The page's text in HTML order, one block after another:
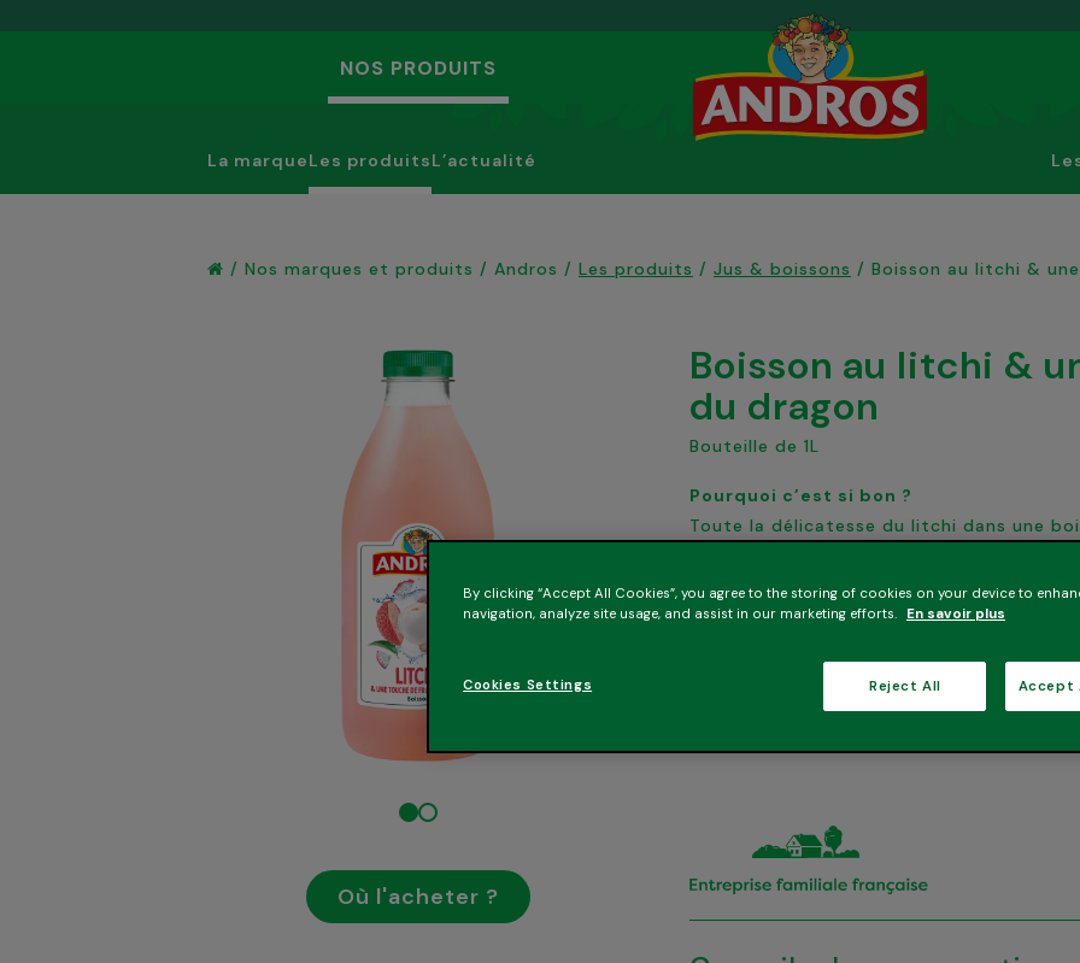
NOS PRODUITS
La marqueLes produitsL’actualité
/ Nos marques et produits / Andros / Les produits / Jus & boissons / Boisson au litchi &
Où l'acheter ?
Boisson au litchi & une touche de fruit
du dragon
Bouteille de 1L
Pourquoi c’est si bon ?
Toute la délicatesse du litchi dans une
Les bons ingrédients
Les bonnes raisons de l’essayer
• Rafraîchissant
By clicking “Accept All Cookies”, you agree to the storing of cookies on your device to
navigation, analyze site usage, and assist in our marketing efforts. En savoir plus
Reject All Accept
Cookies Settings